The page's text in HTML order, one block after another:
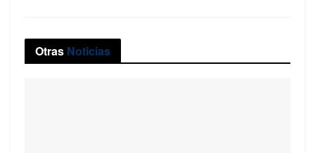
Otras Noticias